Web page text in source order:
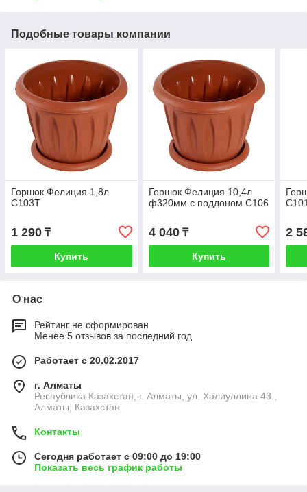
Подобные товары компании
Горшок Фелиция 1,8л
С103Т
1 290 ₸
Купить
Горшок Фелиция 10,4л
ф320мм с поддоном С106
4 040₸
Купить
2
О нас
Рейтинг не сформирован
Менее 5 отзывов за последний год
Работает с 20.02.2017
г. Алматы
Республика Казахстан, г. Алматы, ул. Халиуллина 43.,
Алматы, Казахстан
Контакты
Сегодня работает с 09:00 до 19:00
Показать весь график работы